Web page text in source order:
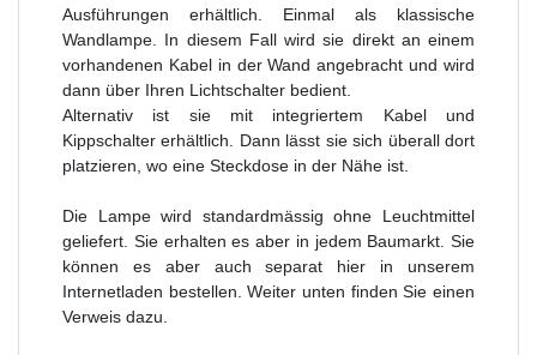
Ausführungen erhältlich. Einmal als klassische
Wandlampe. In diesem Fall wird sie direkt an einem
vorhandenen Kabel in der Wand angebracht und wird
dann über Ihren Lichtschalter bedient.
Alternativ ist sie mit integriertem Kabel und
Kippschalter erhältlich. Dann lässt sie sich überall dort
platzieren, wo eine Steckdose in der Nähe ist.
Die Lampe wird standardmässig ohne Leuchtmittel
geliefert. Sie erhalten es aber in jedem Baumarkt. Sie
können es aber auch separat hier in unserem
Internetladen bestellen. Weiter unten finden Sie einen
Verweis dazu.